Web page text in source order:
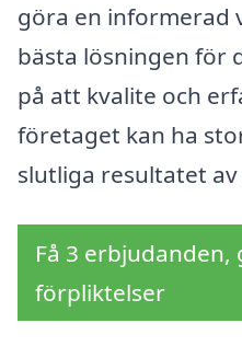
göra en informerad
bästa lösningen för
på att kvalite och
företaget kan ha
slutliga resultatet
Få 3
förpliktelser